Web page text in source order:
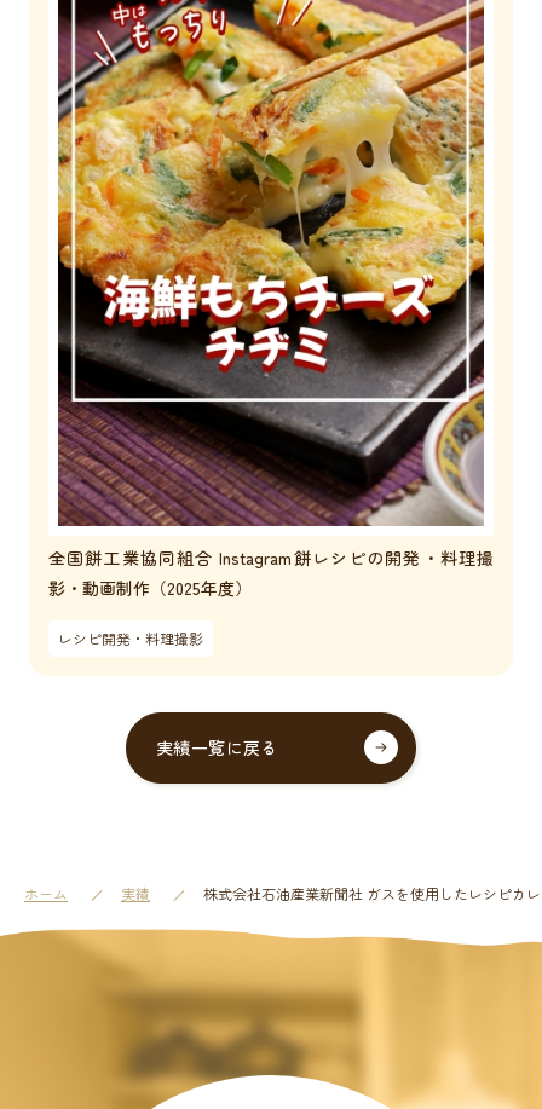
全国餅工業協同組合 Instagram餅レシピの開発・料理撮
影・動画制作（2025年度）
レシピ開発・料理撮影
実績一覧に戻る
ホーム 実績 株式会社石油産業新聞社 ガスを使用したレシピカ